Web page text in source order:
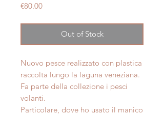
€80.00Price
Out of Stock
Nuovo pesce realizzato con plastica
raccolta lungo la laguna veneziana.
Fa parte della collezione i pesci
volanti.
Particolare, dove ho usato il manico